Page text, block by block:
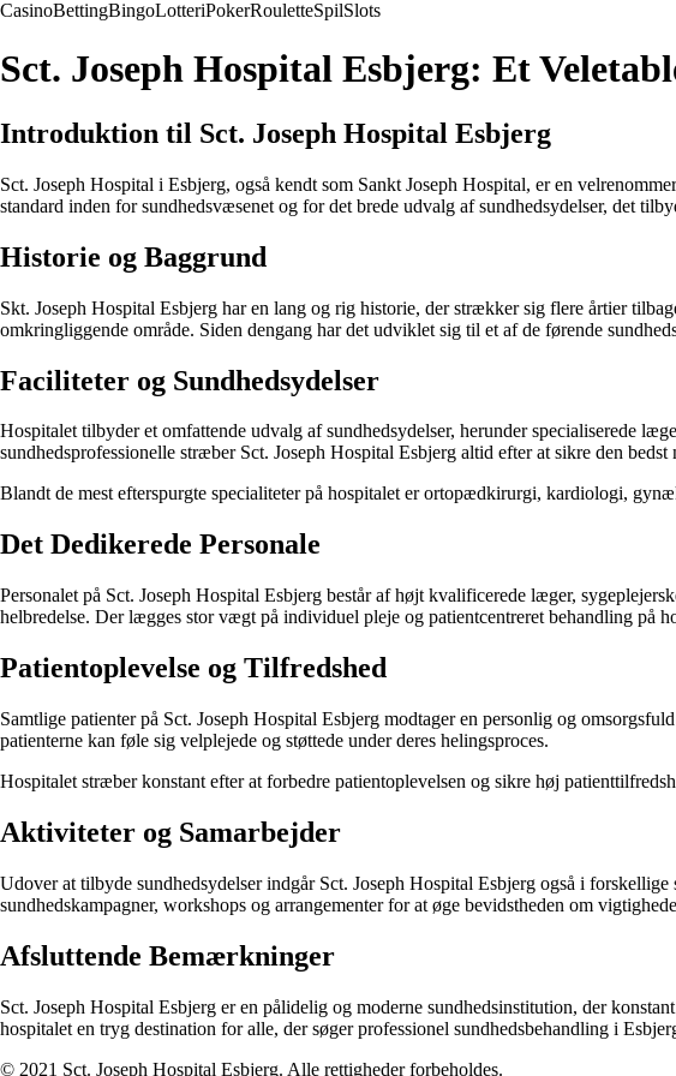
CasinoBettingBingoLotteriPokerRouletteSpilSlots
Sct. Joseph Hospital Esbjerg: Et
Introduktion til Sct. Joseph Hospital Esbjerg
Sct. Joseph Hospital i Esbjerg, også kendt som Sankt Joseph Hospital, er en
standard inden for sundhedsvæsenet og for det brede udvalg af sundhedsydelser, det
Historie og Baggrund
Skt. Joseph Hospital Esbjerg har en lang og rig historie, der strækker sig flere årtier
omkringliggende område. Siden dengang har det udviklet sig til et af de førende
Faciliteter og Sundhedsydelser
Hospitalet tilbyder et omfattende udvalg af sundhedsydelser, herunder specialiserede
sundhedsprofessionelle stræber Sct. Joseph Hospital Esbjerg altid efter at sikre den
Blandt de mest efterspurgte specialiteter på hospitalet er ortopædkirurgi, kardiologi,
Det Dedikerede Personale
Personalet på Sct. Joseph Hospital Esbjerg består af højt kvalificerede læger,
helbredelse. Der lægges stor vægt på individuel pleje og patientcentreret behandling på
Patientoplevelse og Tilfredshed
Samtlige patienter på Sct. Joseph Hospital Esbjerg modtager en personlig og
patienterne kan føle sig velplejede og støttede under deres helingsproces.
Hospitalet stræber konstant efter at forbedre patientoplevelsen og sikre høj
Aktiviteter og Samarbejder
Udover at tilbyde sundhedsydelser indgår Sct. Joseph Hospital Esbjerg også i
sundhedskampagner, workshops og arrangementer for at øge bevidstheden om
Afsluttende Bemærkninger
Sct. Joseph Hospital Esbjerg er en pålidelig og moderne sundhedsinstitution, der
hospitalet en tryg destination for alle, der søger professionel sundhedsbehandling i
© 2021 Sct. Joseph Hospital Esbjerg. Alle rettigheder forbeholdes.